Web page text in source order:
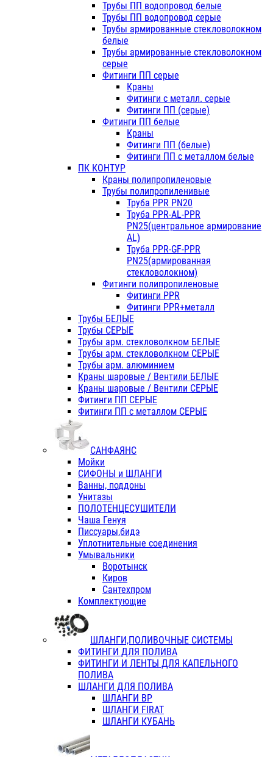
Трубы ПП водопровод белые
Трубы ПП водопровод серые
Трубы армированные стекловолокном
белые
Трубы армированные стекловолокном
серые
Фитинги ПП серые
Краны
Фитинги с металл. серые
Фитинги ПП (серые)
Фитинги ПП белые
Краны
Фитинги ПП (белые)
Фитинги ПП с металлом белые
ПК КОНТУР
Краны полипропиленовые
Трубы полипропиленивые
Труба PPR PN20
Труба PPR-AL-PPR
PN25(центральное армирование
AL)
Труба PPR-GF-PPR
PN25(армированная
стекловолокном)
Фитинги полипропиленовые
Фитинги PPR
Фитинги PPR+металл
Трубы БЕЛЫЕ
Трубы СЕРЫЕ
Трубы арм. стекловолкном БЕЛЫЕ
Трубы арм. стекловолкном СЕРЫЕ
Трубы арм. алюминием
Краны шаровые / Вентили БЕЛЫЕ
Краны шаровые / Вентили СЕРЫЕ
Фитинги ПП СЕРЫЕ
Фитинги ПП с металлом СЕРЫЕ
САНФАЯНС
Мойки
СИФОНЫ и ШЛАНГИ
Ванны, поддоны
Унитазы
ПОЛОТЕНЦЕСУШИТЕЛИ
Чаша Генуя
Писсуары,бидэ
Уплотнительные соединения
Умывальники
Воротынск
Киров
Сантехпром
Комплектующие
ШЛАНГИ,ПОЛИВОЧНЫЕ СИСТЕМЫ
ФИТИНГИ ДЛЯ ПОЛИВА
ФИТИНГИ И ЛЕНТЫ ДЛЯ КАПЕЛЬНОГО
ПОЛИВА
ШЛАНГИ ДЛЯ ПОЛИВА
ШЛАНГИ ВР
ШЛАНГИ FIRAT
ШЛАНГИ КУБАНЬ